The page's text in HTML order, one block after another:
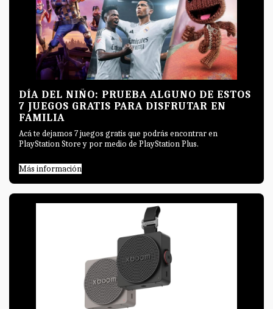
DÍA DEL NIÑO: PRUEBA ALGUNO DE ESTOS
7 JUEGOS GRATIS PARA DISFRUTAR EN
FAMILIA
Acá te dejamos 7 juegos gratis que podrás encontrar en
PlayStation Store y por medio de PlayStation Plus.
Más información